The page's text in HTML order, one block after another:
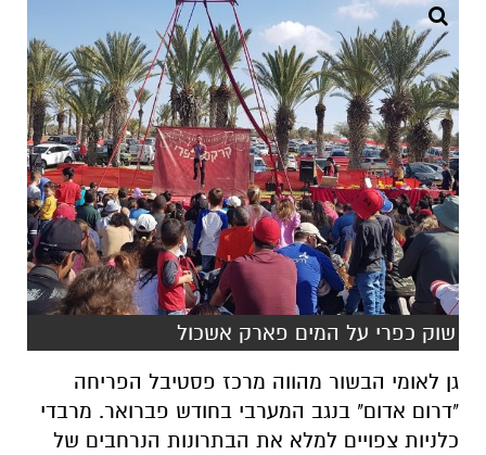
שוק כפרי על המים פארק אשכול
גן לאומי הבשור מהווה מרכז פסטיבל הפריחה
"דרום אדום" בנגב המערבי בחודש פברואר. מרבדי
כלניות צפויים למלא את הבתרונות הנרחבים של